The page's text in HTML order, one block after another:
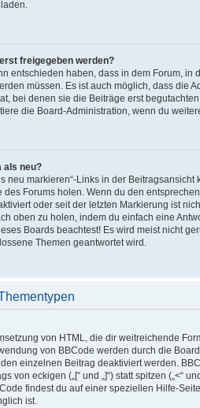
freigegeben werden?
entschieden haben, dass in dem Forum, in
müssen. Es ist auch möglich, dass die
bei denen sie die Beiträge erst
die Board-Administration, wenn du
als neu?
neu markieren“-Links in der
des Forums holen. Wenn du den
oder seit der letzten Markierung ist
oben zu holen, indem du einfach eine
Boards beachtest! Es wird meist nicht
Themen geantwortet wird.
von HTML, die dir weitreichende
von BBCode werden durch die
einzelnen Beitrag deaktiviert werden.
von eckigen („[“ und „]“) statt spitzen („<“
findest du auf einer speziellen Hilfe-
ist.